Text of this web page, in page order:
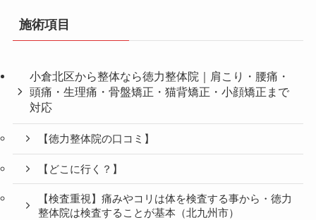
施術項目
小倉北区から整体なら徳力整体院｜肩こり・腰痛・
頭痛・生理痛・骨盤矯正・猫背矯正・小顔矯正まで
対応
【徳力整体院の口コミ】
【どこに行く？】
【検査重視】痛みやコリは体を検査する事から・徳力
整体院は検査することが基本（北九州市）